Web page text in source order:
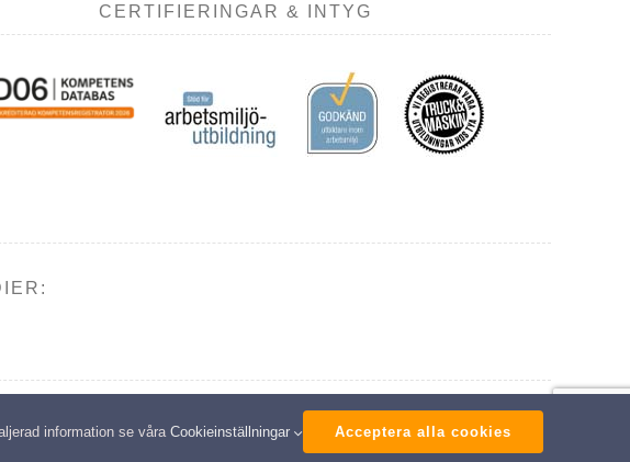
CERTIFIERINGAR & INTYG
| All rights reserved
information se våra Cookieinställningar Acceptera alla cookies